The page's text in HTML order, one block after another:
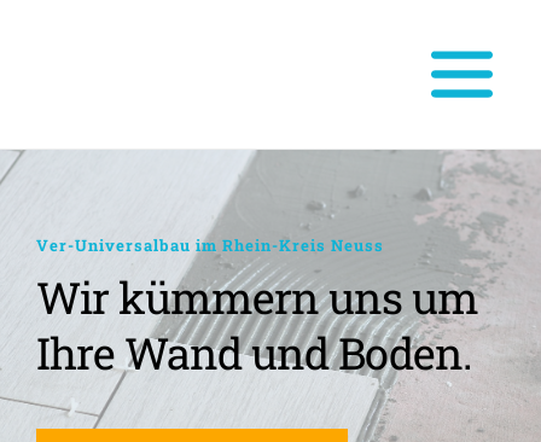
Ver-Universalbau im Rhein-Kreis Neuss
Wir kümmern uns um
Ihre Wand und Boden.